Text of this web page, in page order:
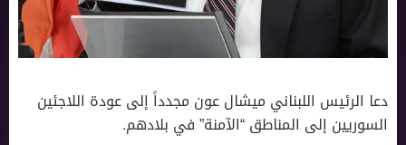
دعا الرئيس اللبناني ميشال عون مجدداً إلى عودة اللاجئين
السوريين إلى المناطق “الآمنة” في بلادهم.